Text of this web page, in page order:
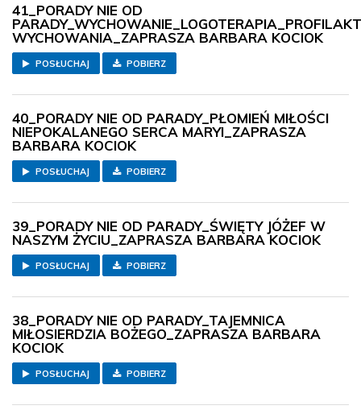
41_PORADY NIE OD
WYCHOWANIA_ZAPRASZA BARBARA KOCIOK
POSŁUCHAJ POBIERZ
40_PORADY NIE OD PARADY_PŁOMIEŃ MIŁOŚCI
NIEPOKALANEGO SERCA MARYI_ZAPRASZA
BARBARA KOCIOK
POSŁUCHAJ POBIERZ
39_PORADY NIE OD PARADY_ŚWIĘTY JÓŻEF W
NASZYM ŻYCIU_ZAPRASZA BARBARA KOCIOK
POSŁUCHAJ POBIERZ
38_PORADY NIE OD PARADY_TAJEMNICA
MIŁOSIERDZIA BOŻEGO_ZAPRASZA BARBARA
KOCIOK
POSŁUCHAJ POBIERZ